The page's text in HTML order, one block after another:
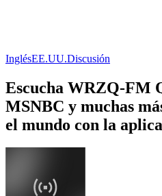
InglésEE.UU.Discusión
Escucha WRZQ-FM
MSNBC y muchas
el mundo con la